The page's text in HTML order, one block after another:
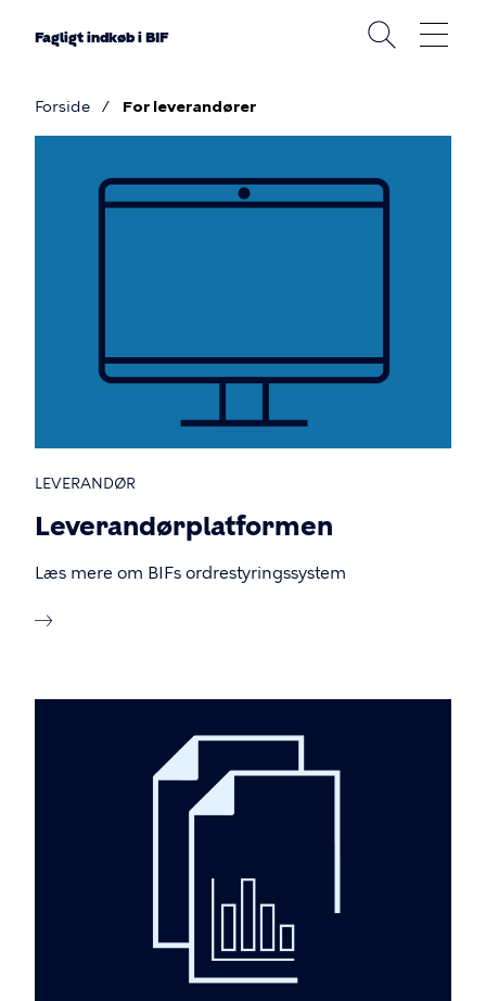
Fagligt indkøb i BIF
Brødkrumme
Forside For leverandører
LEVERANDØR
Leverandørplatformen
Læs mere om BIFs ordrestyringssystem